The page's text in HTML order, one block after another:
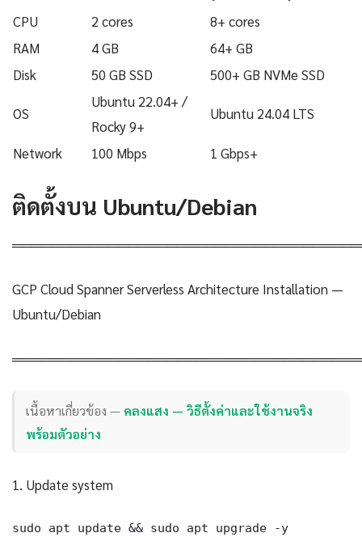
CPU
2 cores
8+ cores
RAM
4 GB
64+ GB
Disk
50 GB SSD 500+ GB NVMe SSD
OS
Ubuntu 22.04+ /
Rocky 9+
Ubuntu 24.04 LTS
Network 100 Mbps 1 Gbps+
ติดตั้งบน Ubuntu/Debian
GCP Cloud Spanner Serverless Architecture Installation —
Ubuntu/Debian
เนื้อหาเกี่ยวข้อง — คลงแสง — วิธีตั้งค่าและใช้งานจริง
พร้อมตัวอย่าง
1. Update system
sudo apt update && sudo apt upgrade -y